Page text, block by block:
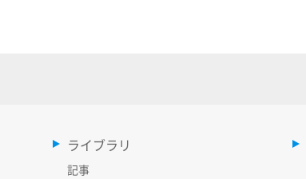
ライブラリ
記事